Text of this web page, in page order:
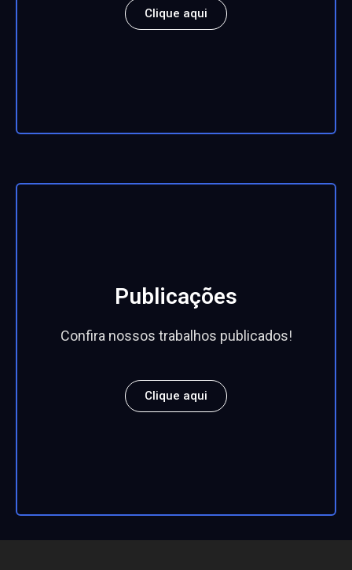
Clique aqui
Publicações
Confira nossos trabalhos publicados!
Clique aqui